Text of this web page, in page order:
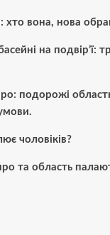
хто вона, нова
на подвір’ї:
подорожі
чоловіків?
та область